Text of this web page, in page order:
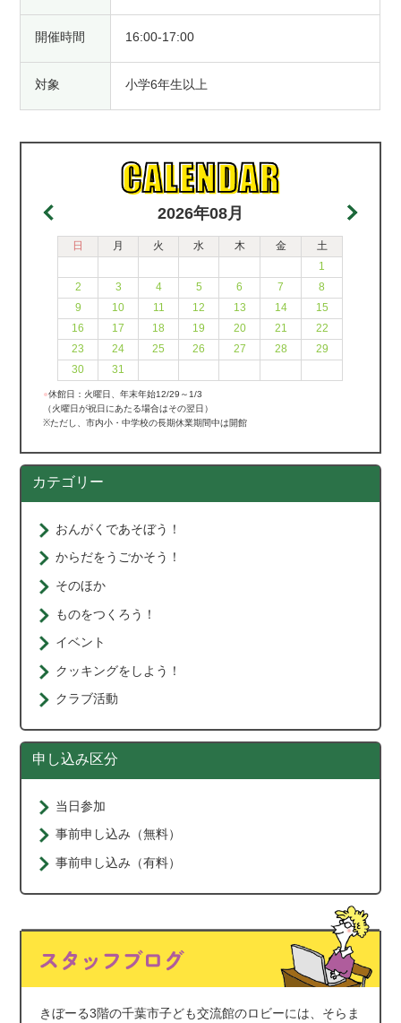
開催時間 16:00-17:00
対象 小学6年生以上
2026年08月
日 月 火 水 木 金
土
1
2
3 4 5 6 7
8
9
10 11 12 13 14
15
16
17 18 19 20 21
22
23
24 25 26 27 28
29
30
31
●休館日：火曜日、年末年始12/29～1/3
（火曜日が祝日にあたる場合はその翌日）
※ただし、市内小・中学校の長期休業期間中は開館
カテゴリー
おんがくであそぼう！
からだをうごかそう！
そのほか
ものをつくろう！
イベント
クッキングをしよう！
クラブ活動
申し込み区分
当日参加
事前申し込み（無料）
事前申し込み（有料）
きぼーる3階の千葉市子ども交流館のロビーには、そらま